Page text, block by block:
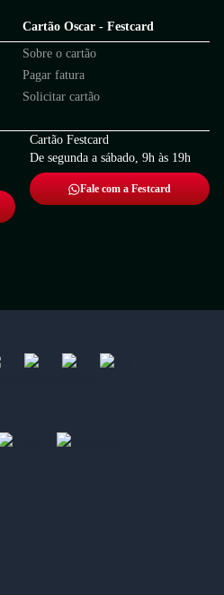
Cartão Oscar - Festcard
Sobre o cartão
Pagar fatura
Solicitar cartão
Cartão Festcard
De segunda a sábado, 9h às 19h
Fale com a Festcard